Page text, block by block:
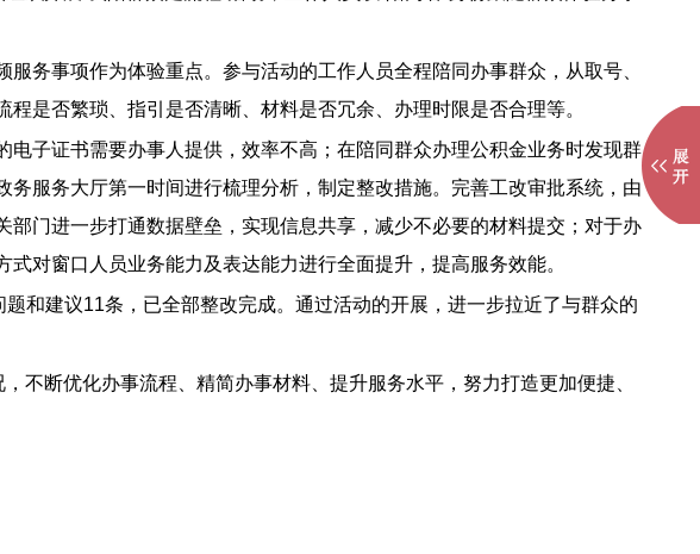
务事项作为体验重点。参与活动的工作人员全程陪同办事群众，从取号、
是否繁琐、指引是否清晰、材料是否冗余、办理时限是否合理等。
子证书需要办事人提供，效率不高；在陪同群众办理公积金业务时发现群
服务大厅第一时间进行梳理分析，制定整改措施。完善工改审批系统，由
门进一步打通数据壁垒，实现信息共享，减少不必要的材料提交；对于办
对窗口人员业务能力及表达能力进行全面提升，提高服务效能。
和建议11条，已全部整改完成。通过活动的开展，进一步拉近了与群众的
不断优化办事流程、精简办事材料、提升服务水平，努力打造更加便捷、